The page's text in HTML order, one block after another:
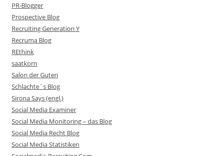
PR-Blogger
Prospective Blog
Recruiting Generation Y
Recruma Blog
REthink
saatkorn
Salon der Guten
Schlachte´s Blog
Sirona Says (engl.)
Social Media Examiner
Social Media Monitoring – das Blog
Social Media Recht Blog
Social Media Statistiken